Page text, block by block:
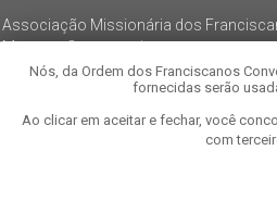
Nós, da Ordem dos Franciscanos
fornecidas serão
Ao clicar em aceitar e fechar, você
com
Associação Missionária dos
Menores Conventuais
Rua: Oratório, 1458, Parque das
Telefone: 11 4472-8100